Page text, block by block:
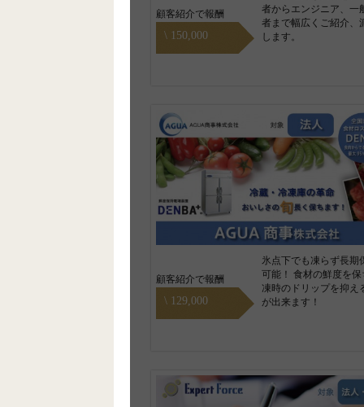
者からエンジニア、一
者まで幅広くご紹介、
します。
\ 150,000
顧客紹介で報酬
氷点下でも凍らず長期
可能！ 食材の鮮度を保
凍時のドリップを抑え
が出来ます！
\ 129,000
顧客紹介で報酬